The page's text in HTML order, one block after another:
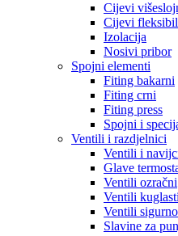
Cijevi
Cijevi
Izolacija
Nosivi pribor
Spojni elementi
Fiting bakarni
Fiting crni
Fiting press
Spojni i
Ventili i razdjelnici
Ventili i
Glave
Ventili ozračni
Ventili kuglasti
Ventili
Slavine za